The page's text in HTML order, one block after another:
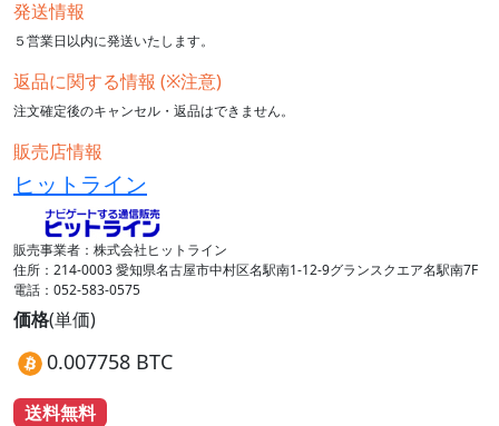
発送情報
５営業日以内に発送いたします。
返品に関する情報 (※注意)
注文確定後のキャンセル・返品はできません。
販売店情報
ヒットライン
販売事業者：株式会社ヒットライン
住所：214-0003 愛知県名古屋市中村区名駅南1-12-9グランスクエア名駅南7F
電話：052-583-0575
価格(単価)
0.007758 BTC
送料無料